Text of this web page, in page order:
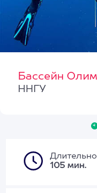
Бассейн
ННГУ
105 мин.